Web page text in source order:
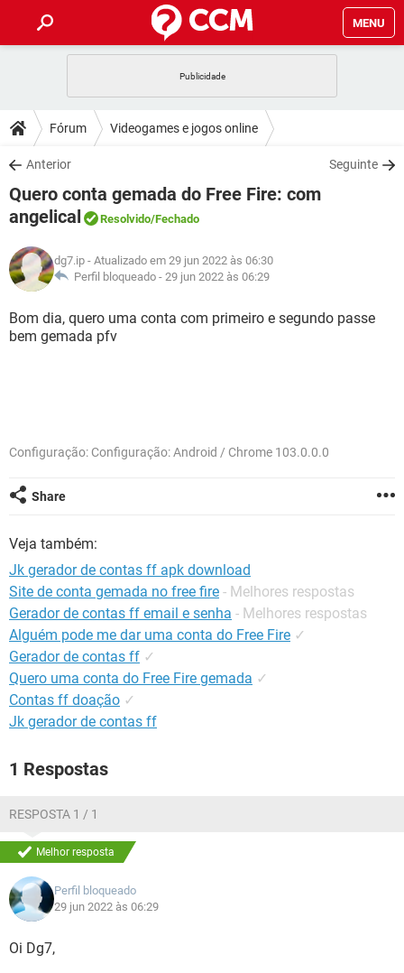
MENU
CELULAR FACEBOOK
OUTLOOK
INSTAGRAM GMAIL
GUIA DE COMPRAS
DICAS
JOGOS WHATSAPP
OUTLOOK
GUIA DE COMPRAS
DOWNLOADS
JOGOS WHATSAPP
CELULAR
OUTLOOK EXCEL
INSTAGRAM
GUIA DE COMPRAS
FÓRUM
CELULAR FACEBOOK
INSTAGRAM
GLOSSÁRIO
JOGOS
CELULAR FACEBOOK
Fórum Videogames e jogos online
Anterior Seguinte
Quero conta gemada do Free Fire: com
angelical
Resolvido/Fechado
dg7.ip - Atualizado em 29 jun 2022 às 06:30
Perfil bloqueado - 29 jun 2022 às 06:29
Bom dia, quero uma conta com primeiro e segundo passe
bem gemada pfv
Configuração: Configuração: Android / Chrome 103.0.0.0
Share
Veja também:
Jk gerador de contas ff apk download
Site de conta gemada no free fire - Melhores respostas
Gerador de contas ff email e senha - Melhores respostas
Alguém pode me dar uma conta do Free Fire ✓
Gerador de contas ff ✓
Quero uma conta do Free Fire gemada ✓
Contas ff doação ✓
Jk gerador de contas ff
1 Respostas
RESPOSTA 1 / 1
Melhor resposta
Perfil bloqueado
29 jun 2022 às 06:29
Oi Dg7,